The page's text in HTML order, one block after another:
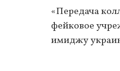
«Передача
фейковое
имиджу